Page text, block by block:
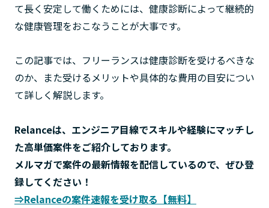
て長く安定して働くためには、健康診断によって継続的
な健康管理をおこなうことが大事です。
この記事では、フリーランスは健康診断を受けるべきな
のか、また受けるメリットや具体的な費用の目安につい
て詳しく解説します。
Relanceは、エンジニア目線でスキルや経験にマッチし
た高単価案件をご紹介しております。
メルマガで案件の最新情報を配信しているので、ぜひ登
録してください！
⇒Relanceの案件速報を受け取る【無料】